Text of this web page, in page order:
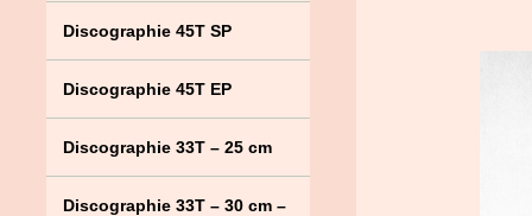
Discographie 45T SP
Discographie 45T EP
Discographie 33T – 25 cm
Discographie 33T – 30 cm –